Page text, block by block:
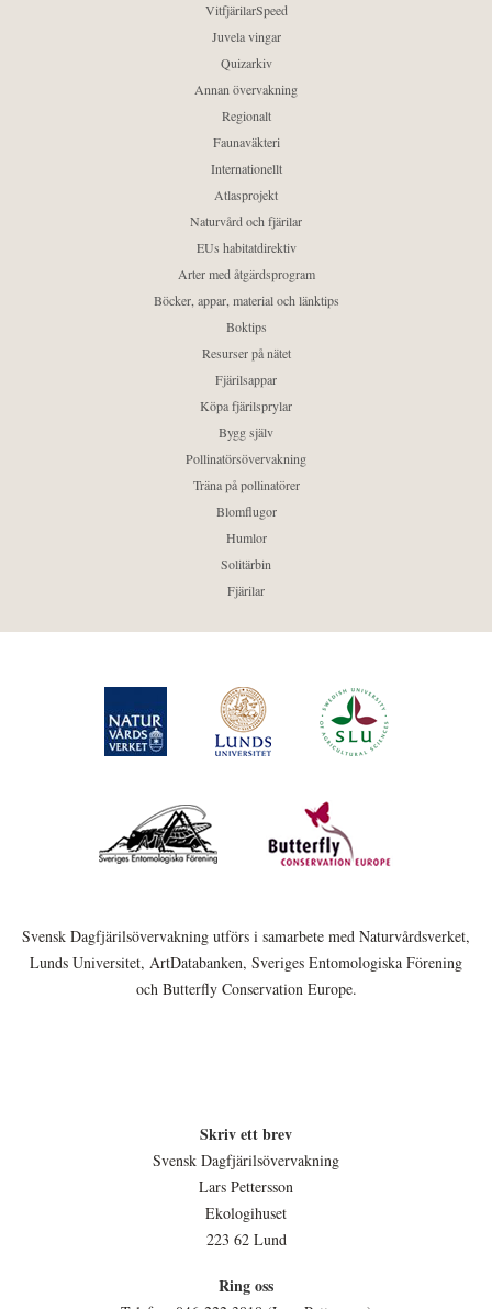
VitfjärilarSpeed
Juvela vingar
Quizarkiv
Annan övervakning
Regionalt
Faunaväkteri
Internationellt
Atlasprojekt
Naturvård och fjärilar
EUs habitatdirektiv
Arter med åtgärdsprogram
Böcker, appar, material och länktips
Boktips
Resurser på nätet
Fjärilsappar
Köpa fjärilsprylar
Bygg själv
Pollinatörsövervakning
Träna på pollinatörer
Blomflugor
Humlor
Solitärbin
Fjärilar
Svensk Dagfjärilsövervakning utförs i samarbete med Naturvårdsverket,
Lunds Universitet, ArtDatabanken, Sveriges Entomologiska Förening
och Butterfly Conservation Europe.
Skriv ett brev
Svensk Dagfjärilsövervakning
Lars Pettersson
Ekologihuset
223 62 Lund
Ring oss